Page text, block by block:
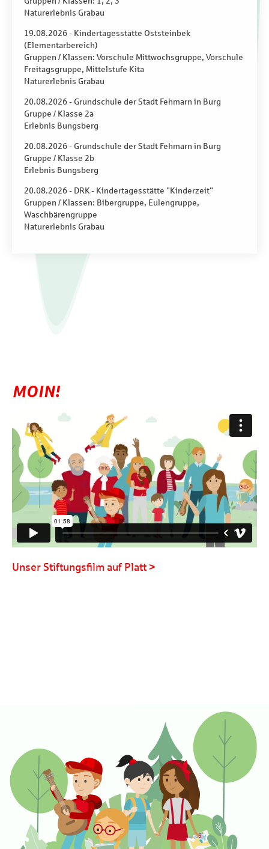
Naturerlebnis Grabau
19.08.2026 - Kindertagesstätte Oststeinbek
(Elementarbereich)
Gruppen / Klassen: Vorschule Mittwochsgruppe, Vorschule
Freitagsgruppe, Mittelstufe Kita
Naturerlebnis Grabau
20.08.2026 - Grundschule der Stadt Fehmarn in Burg
Gruppe / Klasse 2a
Erlebnis Bungsberg
20.08.2026 - Grundschule der Stadt Fehmarn in Burg
Gruppe / Klasse 2b
Erlebnis Bungsberg
20.08.2026 - DRK - Kindertagesstätte "Kinderzeit"
Gruppen / Klassen: Bibergruppe, Eulengruppe,
Waschbärengruppe
Naturerlebnis Grabau
MOIN!
Vorstellungsfilm Stiftungen der Sparkasse Holstein
fromStiftungen Sparkasse Holstein Vimeo.
Unser Stiftungsfilm auf Platt >